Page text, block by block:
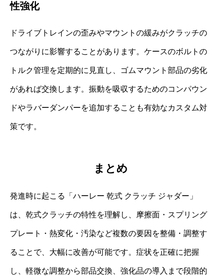
性強化
ドライブトレインの歪みやマウントの緩みがクラッチの
つながりに影響することがあります。ケースのボルトの
トルク管理を定期的に見直し、ゴムマウント部品の劣化
があれば交換します。振動を吸収するためのコンパウン
ドやラバーダンパーを追加することも有効なカスタム対
策です。
まとめ
発進時に起こる「ハーレー 乾式 クラッチ ジャダー」
は、乾式クラッチの特性を理解し、摩擦面・スプリング
プレート・熱変化・汚染など複数の要因を整備・調整す
ることで、大幅に改善が可能です。症状を正確に把握
し、軽微な調整から部品交換、強化品の導入まで段階的